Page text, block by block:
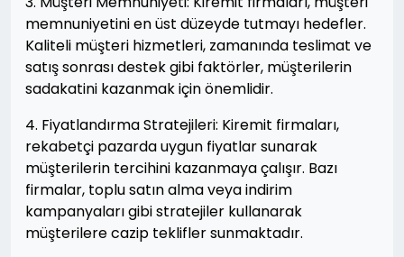
memnuniyetini en üst düzeyde tutmayı hedefler.
Kaliteli müşteri hizmetleri, zamanında teslimat ve
satış sonrası destek gibi faktörler, müşterilerin
sadakatini kazanmak için önemlidir.
4. Fiyatlandırma Stratejileri: Kiremit firmaları,
rekabetçi pazarda uygun fiyatlar sunarak
müşterilerin tercihini kazanmaya çalışır. Bazı
firmalar, toplu satın alma veya indirim
kampanyaları gibi stratejiler kullanarak
müşterilere cazip teklifler sunmaktadır.